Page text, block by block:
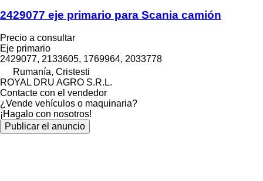
2429077 eje primario para Scania camión
Precio a consultar
Eje primario
2429077, 2133605, 1769964, 2033778
Rumanía, Cristesti
ROYAL DRU AGRO S.R.L.
Contacte con el vendedor
¿Vende vehículos o maquinaria?
¡Hagalo con nosotros!
Publicar el anuncio